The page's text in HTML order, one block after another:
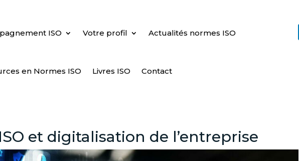
ISO Votre profil Actualités normes ISO
en Normes ISO Livres ISO Contact
et digitalisation de l’entreprise